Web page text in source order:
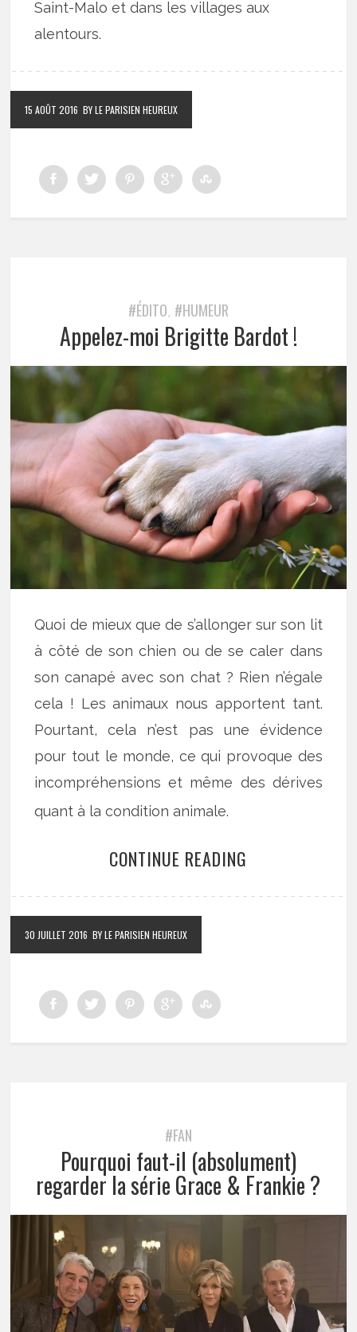
Saint-Malo et dans les villages aux
alentours.
15 AOÛT 2016 BY LE PARISIEN HEUREUX
#ÉDITO, #HUMEUR
Appelez-moi Brigitte Bardot !
Quoi de mieux que de s’allonger sur son lit
à côté de son chien ou de se caler dans
son canapé avec son chat ? Rien n’égale
cela ! Les animaux nous apportent tant.
Pourtant, cela n’est pas une évidence
pour tout le monde, ce qui provoque des
incompréhensions et même des dérives
quant à la condition animale.
CONTINUE READING
30 JUILLET 2016 BY LE PARISIEN HEUREUX
#FAN
Pourquoi faut-il (absolument)
regarder la série Grace & Frankie ?